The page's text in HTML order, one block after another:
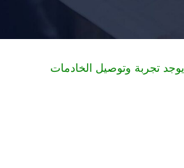
يوجد تجربة وتوصيل الخادمات